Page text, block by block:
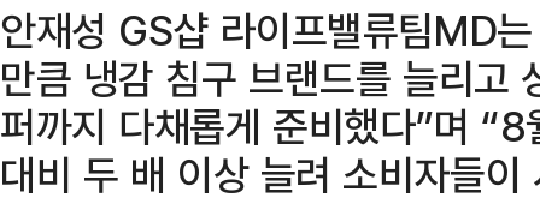
안재성 GS샵 라이프밸류팀MD
만큼 냉감 침구 브랜드를 늘리고
퍼까지 다채롭게 준비했다”며
대비 두 배 이상 늘려 소비자들